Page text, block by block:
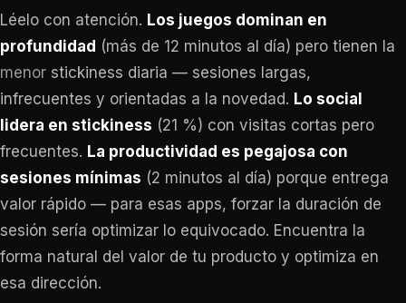
Léelo con atención. Los juegos dominan en
profundidad (más de 12 minutos al día) pero tienen la
menor stickiness diaria — sesiones largas,
infrecuentes y orientadas a la novedad. Lo social
lidera en stickiness (21 %) con visitas cortas pero
frecuentes. La productividad es pegajosa con
sesiones mínimas (2 minutos al día) porque entrega
valor rápido — para esas apps, forzar la duración de
sesión sería optimizar lo equivocado. Encuentra la
forma natural del valor de tu producto y optimiza en
esa dirección.